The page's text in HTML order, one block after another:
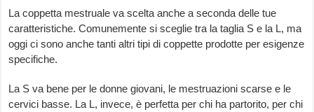
La coppetta mestruale va scelta anche a seconda delle tue
caratteristiche. Comunemente si sceglie tra la taglia S e la L, ma
oggi ci sono anche tanti altri tipi di coppette prodotte per esigenze
specifiche.
La S va bene per le donne giovani, le mestruazioni scarse e le
cervici basse. La L, invece, è perfetta per chi ha partorito, per chi